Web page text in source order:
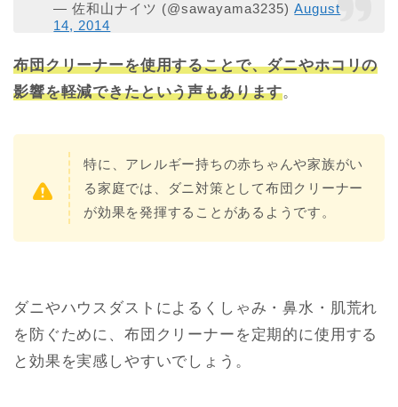
— 佐和山ナイツ (@sawayama3235)August
14, 2014
布団クリーナーを使用することで、ダニやホコリの
影響を軽減できたという声もあります。
特に、アレルギー持ちの赤ちゃんや家族がい
る家庭では、ダニ対策として布団クリーナー
が効果を発揮することがあるようです。
ダニやハウスダストによるくしゃみ・鼻水・肌荒れ
を防ぐために、布団クリーナーを定期的に使用する
と効果を実感しやすいでしょう。